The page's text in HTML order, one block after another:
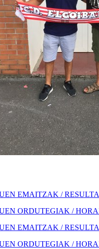
EMAITZAK /
ORDUTEGIAK /
EMAITZAK /
ORDUTEGIAK /